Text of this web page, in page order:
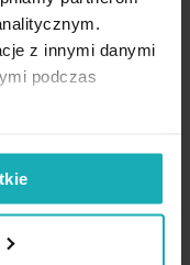
z innymi danymi
podczas